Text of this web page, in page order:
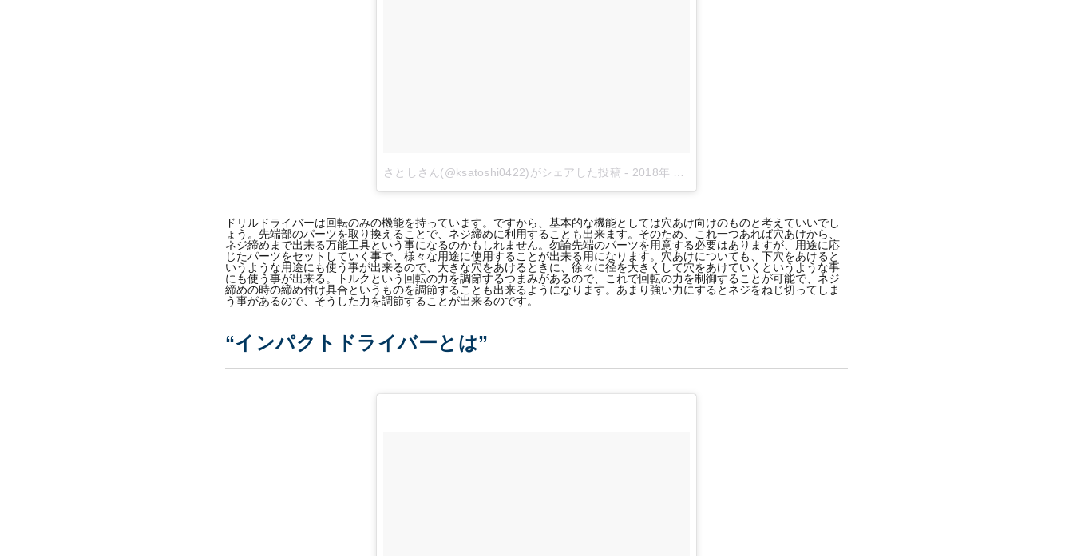
さとしさん(@ksatoshi0422)がシェアした投稿 - 2018年 1月月28日午前2時22分PST
ドリルドライバーは回転のみの機能を持っています。ですから、基本的な機能としては穴あけ向けのものと考えていいでし
ょう。先端部のパーツを取り換えることで、ネジ締めに利用することも出来ます。そのため、これ一つあれば穴あけから、
ネジ締めまで出来る万能工具という事になるのかもしれません。勿論先端のパーツを用意する必要はありますが、用途に応
じたパーツをセットしていく事で、様々な用途に使用することが出来る用になります。穴あけについても、下穴をあけると
いうような用途にも使う事が出来るので、大きな穴をあけるときに、徐々に径を大きくして穴をあけていくというような事
にも使う事が出来る。トルクという回転の力を調節するつまみがあるので、これで回転の力を制御することが可能で、ネジ
締めの時の締め付け具合というものを調節することも出来るようになります。あまり強い力にするとネジをねじ切ってしま
う事があるので、そうした力を調節することが出来るのです。
“インパクトドライバーとは”